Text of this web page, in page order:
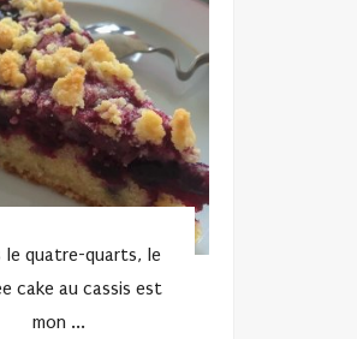
le quatre-quarts, le
cake au cassis est
mon ...